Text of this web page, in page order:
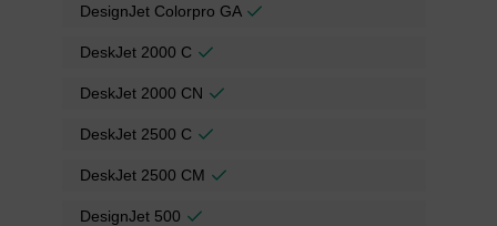
DesignJet Colorpro GA
DeskJet 2000 C
DeskJet 2000 CN
DeskJet 2500 C
DeskJet 2500 CM
DesignJet 500